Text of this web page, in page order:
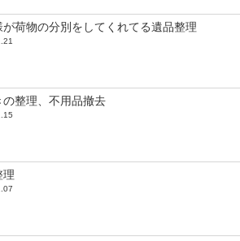
が荷物の分別をしてくれてる遺品整理
の整理、不用品撤去
理